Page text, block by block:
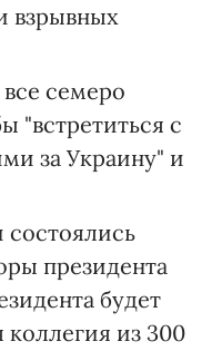
взрывных
семеро
"встретиться с
за Украину" и
президента
будет
коллегия из 300